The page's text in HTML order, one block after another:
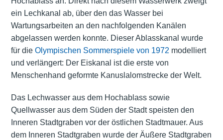
ein Lechkanal ab, über den das Wasser bei
Wartungsarbeiten an den nachfolgenden Kanälen
abgelassen werden konnte. Dieser Ablasskanal wurde
für die Olympischen Sommerspiele von 1972modelliert
und verlängert: Der Eiskanal ist die erste von
Menschenhand geformte Kanuslalomstrecke der Welt.
Das Lechwasser aus dem Hochablass sowie
Quellwasser aus dem Süden der Stadt speisten den
Inneren Stadtgraben vor der östlichen Stadtmauer. Aus
dem Inneren Stadtgraben wurde der Äußere Stadtgraben